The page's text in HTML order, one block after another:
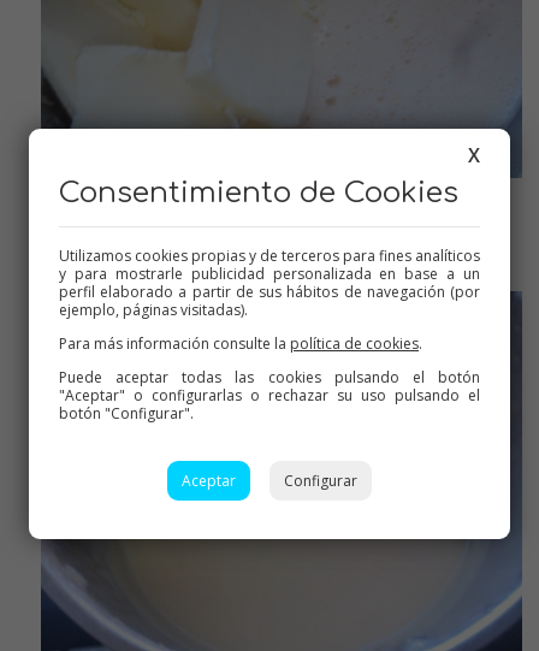
Añadir la mantequilla
X
Consentimiento de Cookies
Utilizamos cookies propias y de terceros para fines analíticos
y para mostrarle publicidad personalizada en base a un
perfil elaborado a partir de sus hábitos de navegación (por
ejemplo, páginas visitadas).
Para más información consulte la política de cookies.
Puede aceptar todas las cookies pulsando el botón
"Aceptar" o configurarlas o rechazar su uso pulsando el
botón "Configurar".
Aceptar Configurar